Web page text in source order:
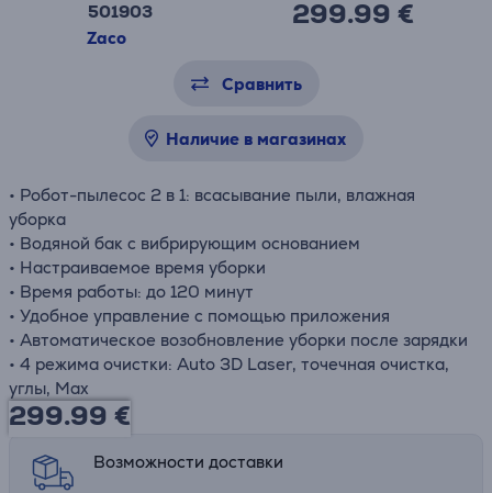
501903
Zaco
299.99 €
Сравнить
Наличие в магазинах
• Робот-пылесос 2 в 1: всасывание пыли, влажная
уборка
• Водяной бак с вибрирующим основанием
• Настраиваемое время уборки
• Время работы: до 120 минут
• Удобное управление с помощью приложения
• Автоматическое возобновление уборки после зарядки
• 4 режима очистки: Auto 3D Laser, точечная очистка,
углы, Max
299.99 €
Возможности доставки